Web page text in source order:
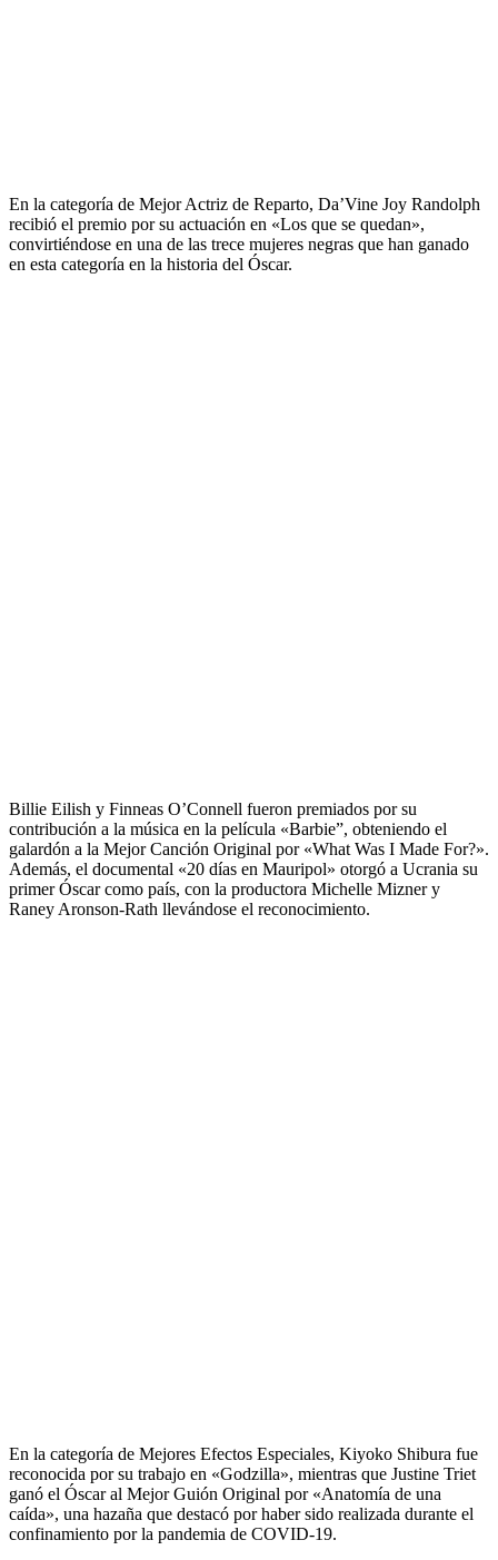
En la categoría de Mejor Actriz de Reparto, Da’Vine Joy Randolph
recibió el premio por su actuación en «Los que se quedan»,
convirtiéndose en una de las trece mujeres negras que han ganado
en esta categoría en la historia del Óscar.
Billie Eilish y Finneas O’Connell fueron premiados por su
contribución a la música en la película «Barbie”, obteniendo el
galardón a la Mejor Canción Original por «What Was I Made For?».
Además, el documental «20 días en Mauripol» otorgó a Ucrania su
primer Óscar como país, con la productora Michelle Mizner y
Raney Aronson-Rath llevándose el reconocimiento.
En la categoría de Mejores Efectos Especiales, Kiyoko Shibura fue
reconocida por su trabajo en «Godzilla», mientras que Justine Triet
ganó el Óscar al Mejor Guión Original por «Anatomía de una
caída», una hazaña que destacó por haber sido realizada durante el
confinamiento por la pandemia de COVID-19.